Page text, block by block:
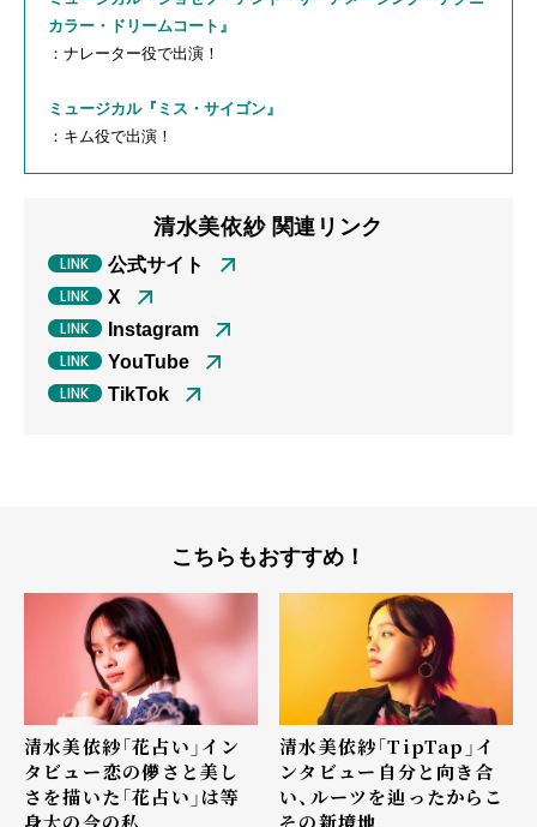
カラー・ドリームコート』
：ナレーター役で出演！
ミュージカル『ミス・サイゴン』
：キム役で出演！
清水美依紗 関連リンク
公式サイト
X
Instagram
YouTube
TikTok
こちらもおすすめ！
清水美依紗「花占い」イン
タビュー――恋の儚さと美し
さを描いた「花占い」は等
身大の今の私
清水美依紗「TipTap」イ
ンタビュー――自分と向き合
い、ルーツを辿ったからこ
その新境地